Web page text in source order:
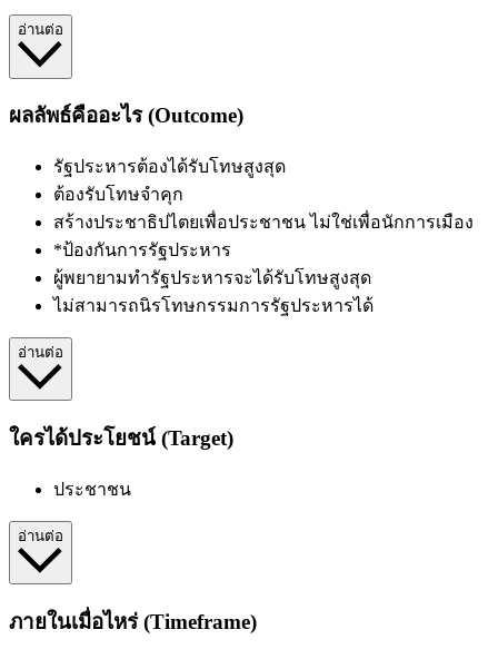
อ่านต่อ
ผลลัพธ์คืออะไร (Outcome)
รัฐประหารต้องได้รับโทษสูงสุด
ต้องรับโทษจำคุก
สร้างประชาธิปไตยเพื่อประชาชน ไม่ใช่เพื่อนักการเมือง
*ป้องกันการรัฐประหาร
ผู้พยายามทำรัฐประหารจะได้รับโทษสูงสุด
ไม่สามารถนิรโทษกรรมการรัฐประหารได้
อ่านต่อ
ใครได้ประโยชน์ (Target)
ประชาชน
อ่านต่อ
ภายในเมื่อไหร่ (Timeframe)